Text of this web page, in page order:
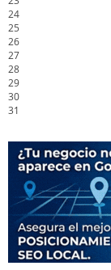
24
25
26
27
28
29
30
31